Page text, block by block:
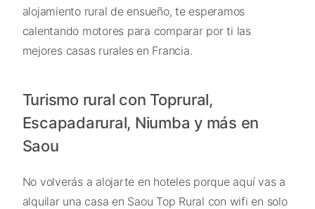
alojamiento rural de ensueño, te esperamos
calentando motores para comparar por ti las
mejores casas rurales en Francia.
Turismo rural con Toprural,
Escapadarural, Niumba y más en
Saou
No volverás a alojarte en hoteles porque aquí vas a
alquilar una casa en Saou Top Rural con wifi en solo